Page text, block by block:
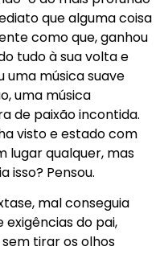
que alguma coisa
como que, ganhou
tudo à sua volta e
música suave
uma música
de paixão incontida.
visto e estado com
lugar qualquer, mas
isso? Pensou.
mal conseguia
do pai,
tirar os olhos